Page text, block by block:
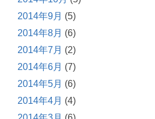
2014年9月 (5)
2014年8月 (6)
2014年7月 (2)
2014年6月 (7)
2014年5月 (6)
2014年4月 (4)